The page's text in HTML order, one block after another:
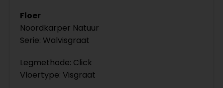
Floer
Noordkarper Natuur
Serie: Walvisgraat
Legmethode: Click
Vloertype: Visgraat